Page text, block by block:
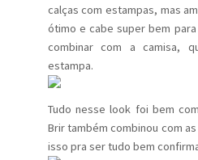
calças com estampas, mas
ótimo e cabe super bem
combinar com a camisa,
estampa.
Tudo nesse look foi bem
Brir também combinou com
isso pra ser tudo bem